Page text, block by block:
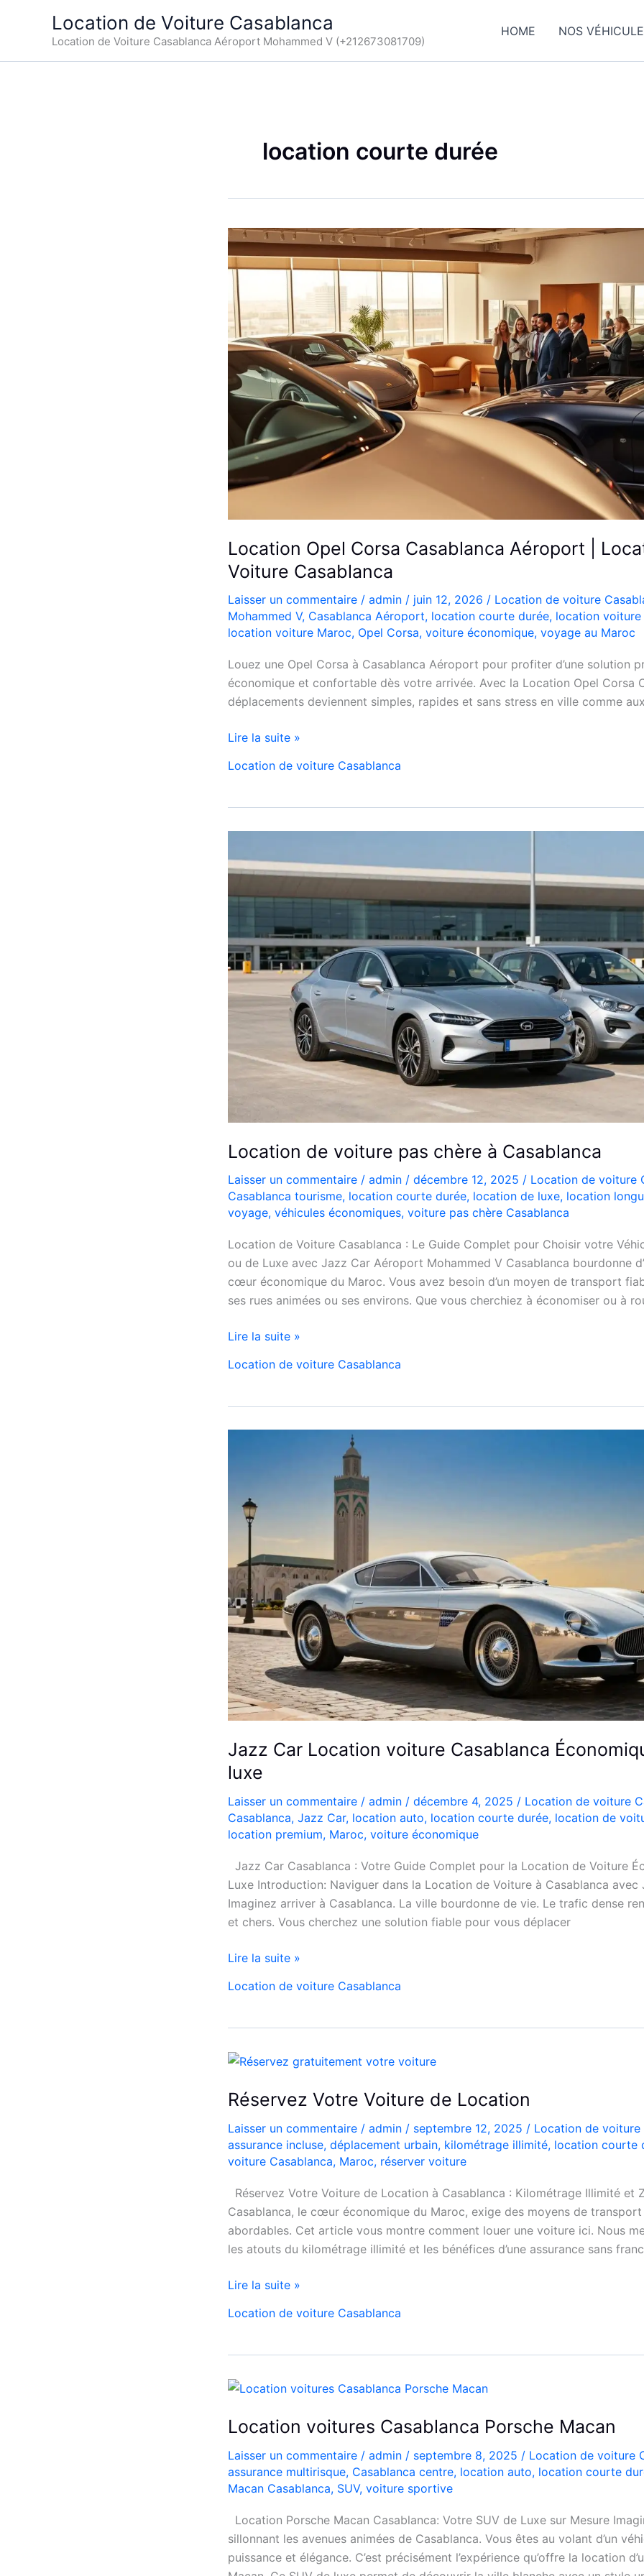
Location de Voiture Casablanca
Location de Voiture Casablanca Aéroport Mohammed V (+212673081709)
HOME NOS
location courte durée
Location Opel Corsa Casablanca Aéroport |
Voiture Casablanca
Laisser un commentaire / admin / juin 12, 2026 / Location de voiture
Mohammed V, Casablanca Aéroport, location courte durée, location voiture
location voiture Maroc, Opel Corsa, voiture économique, voyage au Maroc
Louez une Opel Corsa à Casablanca Aéroport pour profiter d’une solution
économique et confortable dès votre arrivée. Avec la Location Opel Corsa
déplacements deviennent simples, rapides et sans stress en ville comme
Location
Corsa
Aéroport
|
Voiture
Lire la suite »
Location de voiture Casablanca
Location de voiture pas chère à Casablanca
Laisser un commentaire / admin / décembre 12, 2025 / Location de voiture
Casablanca tourisme, location courte durée, location de luxe, location
voyage, véhicules économiques, voiture pas chère Casablanca
Location de Voiture Casablanca : Le Guide Complet pour Choisir votre
ou de Luxe avec Jazz Car Aéroport Mohammed V Casablanca bourdonne
cœur économique du Maroc. Vous avez besoin d’un moyen de transport
ses rues animées ou ses environs. Que vous cherchiez à économiser ou à
Location
voiture
chère
à
Lire la suite »
Location de voiture Casablanca
Jazz Car Location voiture Casablanca
luxe
Laisser un commentaire / admin / décembre 4, 2025 / Location de voiture
Casablanca, Jazz Car, location auto, location courte durée, location de
location premium, Maroc, voiture économique
Jazz Car Casablanca : Votre Guide Complet pour la Location de Voiture
Luxe Introduction: Naviguer dans la Location de Voiture à Casablanca avec
Imaginez arriver à Casablanca. La ville bourdonne de vie. Le trafic dense
et chers. Vous cherchez une solution fiable pour vous déplacer
Jazz
Location
Casablanca
Économique
luxe
Lire la suite »
Location de voiture Casablanca
Réservez Votre Voiture de Location
Laisser un commentaire / admin / septembre 12, 2025 / Location de voiture
assurance incluse, déplacement urbain, kilométrage illimité, location courte
voiture Casablanca, Maroc, réserver voiture
Réservez Votre Voiture de Location à Casablanca : Kilométrage Illimité et
Casablanca, le cœur économique du Maroc, exige des moyens de
abordables. Cet article vous montre comment louer une voiture ici. Nous
les atouts du kilométrage illimité et les bénéfices d’une assurance sans
Réservez
Voiture
Location
Lire la suite »
Location de voiture Casablanca
Location voitures Casablanca Porsche Macan
Laisser un commentaire / admin / septembre 8, 2025 / Location de voiture
assurance multirisque, Casablanca centre, location auto, location courte
Macan Casablanca, SUV, voiture sportive
Location Porsche Macan Casablanca: Votre SUV de Luxe sur Mesure
sillonnant les avenues animées de Casablanca. Vous êtes au volant d’un
puissance et élégance. C’est précisément l’expérience qu’offre la location